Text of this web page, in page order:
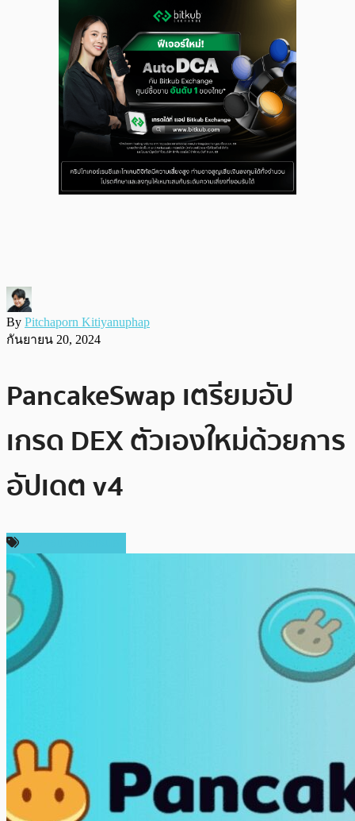
By Pitchaporn Kitiyanuphap
กันยายน 20, 2024
PancakeSwap เตรียมอัป
เกรด DEX ตัวเองใหม่ด้วยการ
อัปเดต v4